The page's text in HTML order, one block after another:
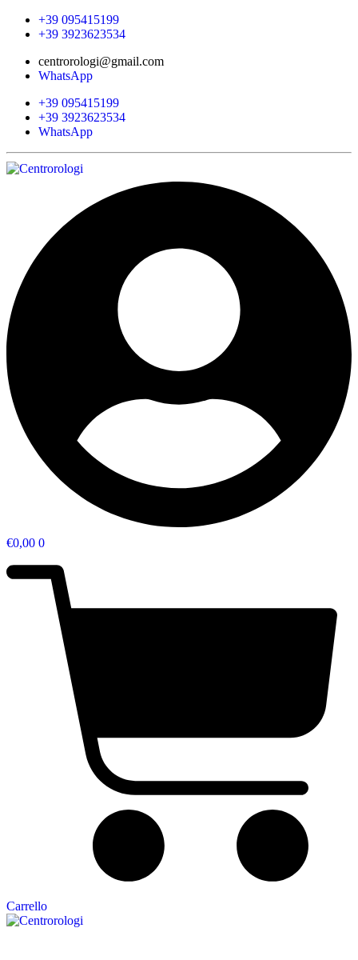
+39 095415199
+39 3923623534
centrorologi@gmail.com
WhatsApp
+39 095415199
+39 3923623534
WhatsApp
€0,00 0
Carrello